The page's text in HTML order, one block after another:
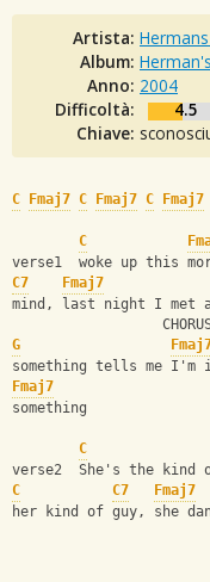
Artista:
Album:
Anno: 2004
Difficoltà:
4.5
Chiave:
C Fmaj7 C Fmaj7 C Fmaj7
C
verse1  woke up this
C7
Fmaj7
mind, last night I met
G
something tells me I'm
Fmaj7
something
C
verse2  She's the
C
C7 Fmaj7
her kind of guy, she